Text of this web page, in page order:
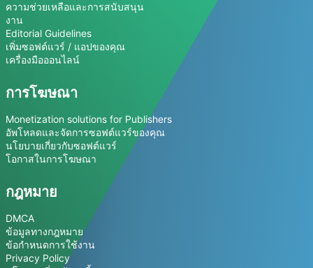
ความช่วยเหลือและการสนับสนุน
งาน
Editorial Guidelines
เพิ่มซอฟต์แวร์ / แอปของคุณ
เครื่องมือออนไลน์
การโฆษณา
Monetization solutions for Publishers
อัพโหลดและจัดการซอฟต์แวร์ของคุณ
นโยบายเกี่ยวกับซอฟต์แวร์
โอกาสในการโฆษณา
กฎหมาย
DMCA
ข้อมูลทางกฎหมาย
ข้อกำหนดการใช้งาน
Privacy Policy